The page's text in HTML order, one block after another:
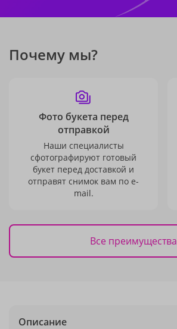
Почему мы?
Фото букета перед
отправкой
Наши специалисты
сфотографируют готовый
букет перед доставкой и
отправят снимок вам по e-
mail.
Все преимущества
Описание